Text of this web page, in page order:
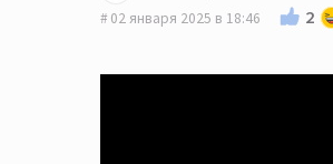
02 января 2025 в 18:46
2